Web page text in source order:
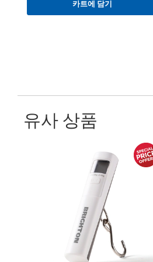
카트에 담기
유사 상품